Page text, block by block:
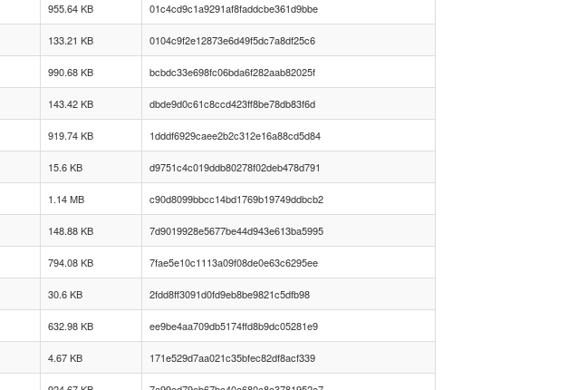
955.64 KB 01c4cd9c1a9291af8faddcbe361d9bbe
133.21 KB 0104c9f2e12873e6d49f5dc7a8df25c6
990.68 KB bcbdc33e698fc06bda6f282aab82025f
143.42 KB dbde9d0c61c8ccd423ff8be78db83f6d
919.74 KB 1dddf6929caee2b2c312e16a88cd5d84
15.6 KB d9751c4c019ddb80278f02deb478d791
1.14 MB c90d8099bbcc14bd1769b19749ddbcb2
148.88 KB 7d9019928e5677be44d943e613ba5995
794.08 KB 7fae5e10c1113a09f08de0e63c6295ee
30.6 KB 2fdd8ff3091d0fd9eb8be9821c5dfb98
632.98 KB ee9be4aa709db5174ffd8b9dc05281e9
4.67 KB 171e529d7aa021c35bfec82df8acf339